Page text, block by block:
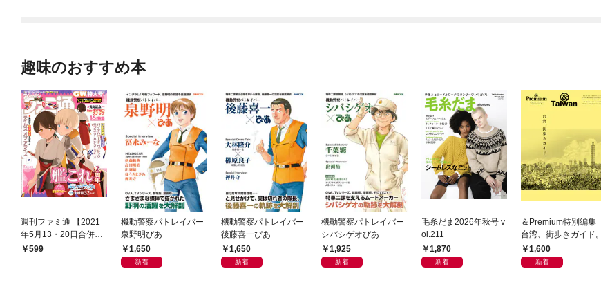
趣味のおすすめ本
週刊ファミ通 【2021
年5月13・20日合併
号】599
機動警察パトレイバー
泉野明ぴあ
1,650
新着
機動警察パトレイバー
後藤喜一ぴあ
1,650
新着
機動警察パトレイバー
シバシゲオぴあ
1,925
新着
毛糸だま2026年秋号 v
ol.211
1,870
新着
＆Premium特別編集
台湾、街歩きガイド。
1,600
新着